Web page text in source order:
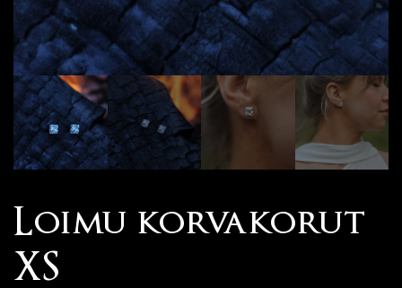
Loimu korvakorut
XS